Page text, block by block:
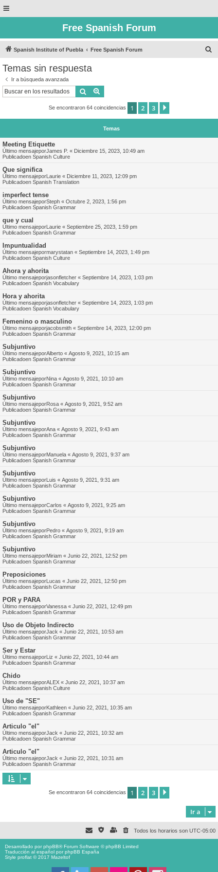
Free Spanish Forum
Spanish Institute of Puebla Free Spanish Forum
Temas sin respuesta
Ir a búsqueda avanzada
Buscar
Se encontraron 64 coincidencias 1 2 3
Temas
Meeting Etiquette
Último mensajeporJames P. « Diciembre 15, 2023, 10:49 am
Publicadoen Spanish Culture
Que significa
Último mensajeporLaurie « Diciembre 11, 2023, 12:09 pm
Publicadoen Spanish Translation
imperfect tense
Último mensajeporSteph « Octubre 2, 2023, 1:56 pm
Publicadoen Spanish Grammar
que y cual
Último mensajeporLaurie « Septiembre 25, 2023, 1:59 pm
Publicadoen Spanish Grammar
Impuntualidad
Último mensajepormarystatan « Septiembre 14, 2023, 1:49 pm
Publicadoen Spanish Culture
Ahora y ahorita
Último mensajeporjasonfletcher « Septiembre 14, 2023, 1:03 pm
Publicadoen Spanish Vocabulary
Hora y ahorita
Último mensajeporjasonfletcher « Septiembre 14, 2023, 1:03 pm
Publicadoen Spanish Vocabulary
Femenino o masculino
Último mensajeporjacobsmith « Septiembre 14, 2023, 12:00 pm
Publicadoen Spanish Grammar
Subjuntivo
Último mensajeporAlberto « Agosto 9, 2021, 10:15 am
Publicadoen Spanish Grammar
Subjuntivo
Último mensajeporNina « Agosto 9, 2021, 10:10 am
Publicadoen Spanish Grammar
Subjuntivo
Último mensajeporRosa « Agosto 9, 2021, 9:52 am
Publicadoen Spanish Grammar
Subjuntivo
Último mensajeporAna « Agosto 9, 2021, 9:43 am
Publicadoen Spanish Grammar
Subjuntivo
Último mensajeporManuela « Agosto 9, 2021, 9:37 am
Publicadoen Spanish Grammar
Subjuntivo
Último mensajeporLuis « Agosto 9, 2021, 9:31 am
Publicadoen Spanish Grammar
Subjuntivo
Último mensajeporCarlos « Agosto 9, 2021, 9:25 am
Publicadoen Spanish Grammar
Subjuntivo
Último mensajeporPedro « Agosto 9, 2021, 9:19 am
Publicadoen Spanish Grammar
Subjuntivo
Último mensajeporMiriam « Junio 22, 2021, 12:52 pm
Publicadoen Spanish Grammar
Preposiciones
Último mensajeporLucas « Junio 22, 2021, 12:50 pm
Publicadoen Spanish Grammar
POR y PARA
Último mensajeporVanessa « Junio 22, 2021, 12:49 pm
Publicadoen Spanish Grammar
Uso de Objeto Indirecto
Último mensajeporJack « Junio 22, 2021, 10:53 am
Publicadoen Spanish Grammar
Ser y Estar
Último mensajeporLiz « Junio 22, 2021, 10:44 am
Publicadoen Spanish Grammar
Chido
Último mensajeporALEX « Junio 22, 2021, 10:37 am
Publicadoen Spanish Culture
Uso de "SE"
Último mensajeporKathleen « Junio 22, 2021, 10:35 am
Publicadoen Spanish Grammar
Articulo "el"
Último mensajeporJack « Junio 22, 2021, 10:32 am
Publicadoen Spanish Grammar
Articulo "el"
Último mensajeporJack « Junio 22, 2021, 10:31 am
Publicadoen Spanish Grammar
Se encontraron 64 coincidencias 1 2 3
Ir a
Todos los horarios son UTC-05:00
Desarrollado porphpBB® Forum Software © phpBB Limited
Traducción al español porphpBB España
Style proflat © 2017 Mazeltof